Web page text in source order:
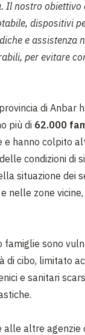
Il nostro
dispositivi
e assistenza
per evitare
di Anbar
più di 62.000
e hanno colpito
condizioni di
situazione dei
e nelle zone
famiglie sono
di cibo, limitato
e sanitari
alle altre